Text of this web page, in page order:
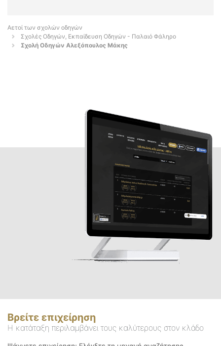
Αετοί των σχολών οδηγών
Σχολές Οδηγών, Εκπαίδευση Οδηγών - Παλαιό Φάληρο
Σχολή Οδηγών Αλεξόπουλος Μάκης
Βρείτε επιχείρηση
Η κατάταξη περιλαμβάνει τους καλύτερους στον κλάδο